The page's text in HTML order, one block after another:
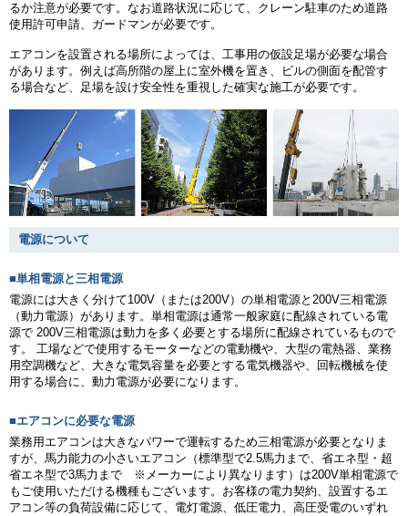
るか注意が必要です。なお道路状況に応じて、クレーン駐車のため道路
使用許可申請、ガードマンが必要です。
エアコンを設置される場所によっては、工事用の仮設足場が必要な場合
があります。例えば高所階の屋上に室外機を置き、ビルの側面を配管す
る場合など、足場を設け安全性を重視した確実な施工が必要です。
電源について
■単相電源と三相電源
電源には大きく分けて100V（または200V）の単相電源と200V三相電源
（動力電源）があります。単相電源は通常一般家庭に配線されている電
源で 200V三相電源は動力を多く必要とする場所に配線されているもので
す。 工場などで使用するモーターなどの電動機や、大型の電熱器、業務
用空調機など、大きな電気容量を必要とする電気機器や、回転機械を使
用する場合に、動力電源が必要になります。
■エアコンに必要な電源
業務用エアコンは大きなパワーで運転するため三相電源が必要となりま
すが、馬力能力の小さいエアコン（標準型で2.5馬力まで、省エネ型・超
省エネ型で3馬力まで ※メーカーにより異なります）は200V単相電源で
もご使用いただける機種もございます。お客様の電力契約、設置するエ
アコン等の負荷設備に応じて、電灯電源、低圧電力、高圧受電のいずれ